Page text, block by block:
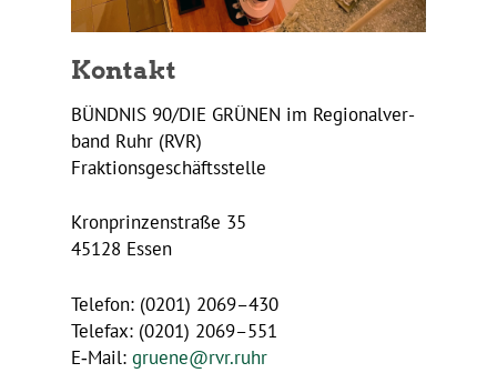
Kontakt
BÜNDNIS 90/DIE GRÜNEN im Regio­nal­ver­
band Ruhr (RVR)
Fraktionsgeschäftsstelle
Kron­prin­zen­straße 35
45128 Essen
Telefon: (0201) 2069–430
Telefax: (0201) 2069–551
E‑Mail: gruene@​rvr.​ruhr